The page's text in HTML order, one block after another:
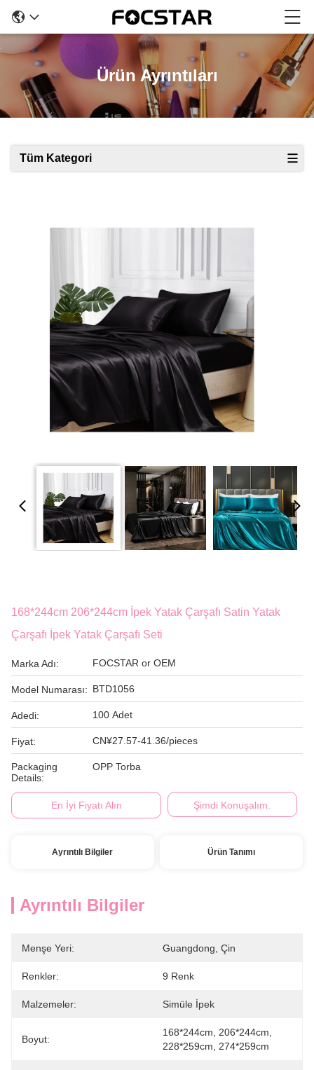
Ürün Ayrıntıları
Tüm Kategori
168*244cm 206*244cm İpek Yatak Çarşafı Satin Yatak
Çarşafı İpek Yatak Çarşafı Seti
Marka Adı: FOCSTAR or OEM
Model Numarası: BTD1056
Adedi: 100 Adet
Fiyat: CN¥27.57-41.36/pieces
Packaging
Details:
OPP Torba
En İyi Fiyatı Alın Şimdi Konuşalım.
Ayrıntılı Bilgiler Ürün Tanımı
Ayrıntılı Bilgiler
Menşe Yeri: Guangdong, Çin
Renkler: 9 Renk
Malzemeler: Simüle İpek
Boyut:
168*244cm, 206*244cm,
228*259cm, 274*259cm